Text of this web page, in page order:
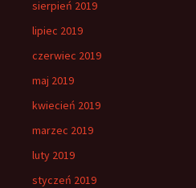
sierpień 2019
lipiec 2019
czerwiec 2019
maj 2019
kwiecień 2019
marzec 2019
luty 2019
styczeń 2019